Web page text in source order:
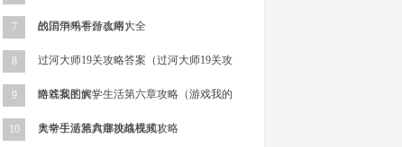
的消消乐有什么用）
7 战国争鸣手游攻略大全
8 过河大师19关攻略答案（过河大师19关攻
略答案图解）
9 游戏我的大学生活第六章攻略（游戏我的
大学生活第六章攻略视频）
10 奥奇手游雅典娜挑战模式攻略